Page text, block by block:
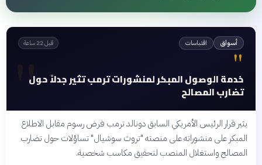
" أسواق اقتباسات قبل 22 ساعة
"
خدمة الوصول المبكر لمنشورات ترمب تثير جدلاً حول
تضارب المصالح
يثير قرار الرئيس الأمريكي السابق دونالد ترمب فرض رسوم مقابل الاطلاع
المبكر على منشوراته على منصته "تروث سوشيال" تساؤلات حول تضارب
المصالح واستغلال المنصب لتحقيق مكاسب شخصية.